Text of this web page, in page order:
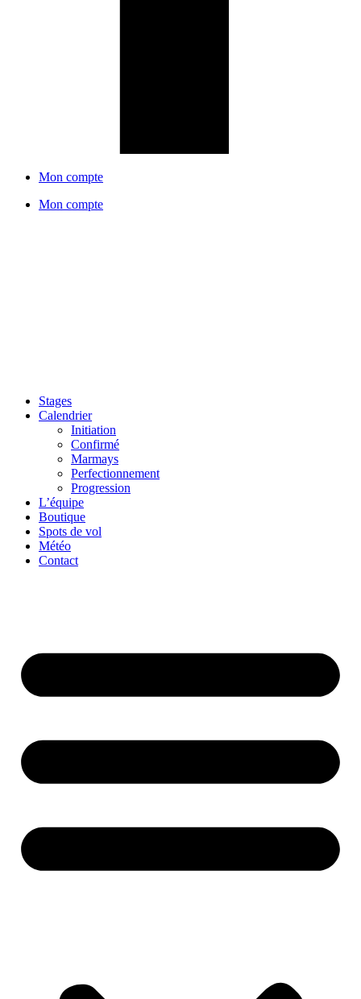
Mon compte
Mon compte
Stages
Calendrier
Initiation
Confirmé
Marmays
Perfectionnement
Progression
L’équipe
Boutique
Spots de vol
Météo
Contact